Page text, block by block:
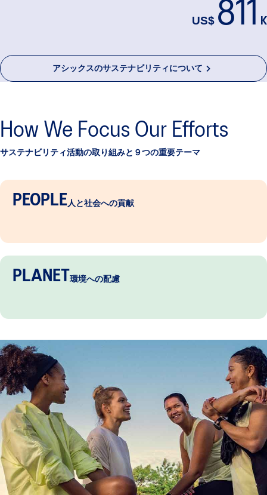
US$ 811 K
アシックスのサステナビリティについて
How We Focus Our Efforts
サステナビリティ活動の取り組みと９つの重要テーマ
PEOPLE人と社会への貢献
PLANET 環境への配慮